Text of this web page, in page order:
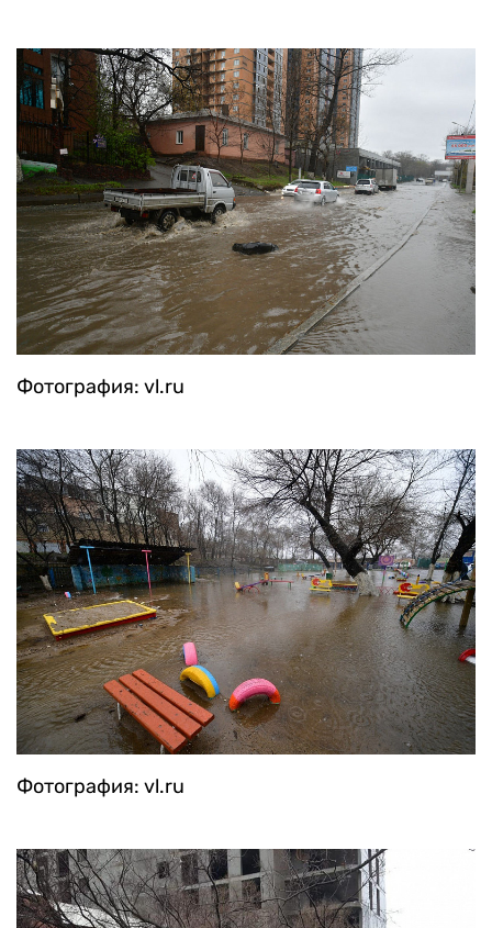
Фотография: vl.ru
Фотография: vl.ru